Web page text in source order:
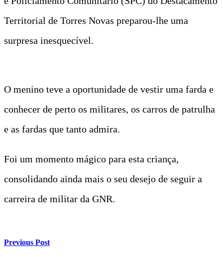
Territorial de Torres Novas preparou-lhe uma
surpresa inesquecível.
O menino teve a oportunidade de vestir uma farda e
conhecer de perto os militares, os carros de patrulha
e as fardas que tanto admira.
Foi um momento mágico para esta criança,
consolidando ainda mais o seu desejo de seguir a
carreira de militar da GNR.
Previous Post